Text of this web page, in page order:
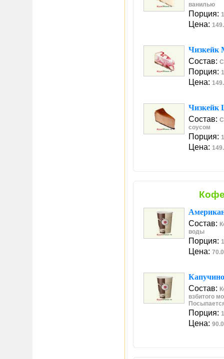
ванилью
Порция:
Цена:
Чизкейк
Состав:
Порция:
Цена:
Чизкейк
Состав:
соусом
Порция:
Цена:
Состав:
воды
Порция:
Цена:
Капучино
Состав:
взбитого
Порция:
Цена: